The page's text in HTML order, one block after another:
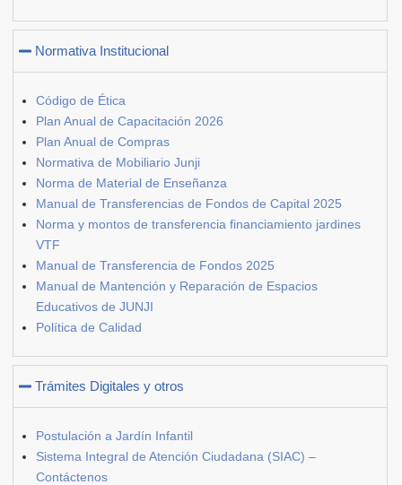
Normativa Institucional
Código de Ética
Plan Anual de Capacitación 2026
Plan Anual de Compras
Normativa de Mobiliario Junji
Norma de Material de Enseñanza
Manual de Transferencias de Fondos de Capital 2025
Norma y montos de transferencia financiamiento jardines
VTF
Manual de Transferencia de Fondos 2025
Manual de Mantención y Reparación de Espacios
Educativos de JUNJI
Política de Calidad
Trámites Digitales y otros
Postulación a Jardín Infantil
Sistema Integral de Atención Ciudadana (SIAC) –
Contáctenos